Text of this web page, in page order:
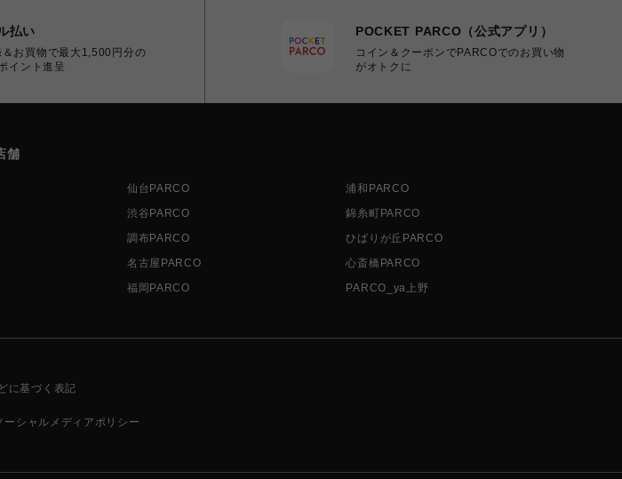
払い
＆お買物で最大1,500円分の
イント進呈
POCKET PARCO（公式アプリ）
コイン＆クーポンでPARCOでのお買い物
がオトクに
舗
仙台PARCO
浦和PARCO
渋谷PARCO
錦糸町PARCO
調布PARCO
ひばりが丘PARCO
名古屋PARCO
心斎橋PARCO
福岡PARCO PARCO_ya上野
に基づく表記
ーシャルメディアポリシー